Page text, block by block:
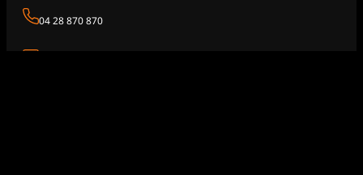
04 28 870 870